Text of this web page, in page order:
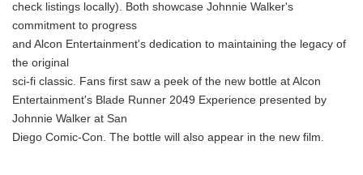
check listings locally). Both showcase Johnnie Walker's
commitment to progress
and Alcon Entertainment's dedication to maintaining the legacy of
the original
sci-fi classic. Fans first saw a peek of the new bottle at Alcon
Entertainment's Blade Runner 2049 Experience presented by
Johnnie Walker at San
Diego Comic-Con. The bottle will also appear in the new film.